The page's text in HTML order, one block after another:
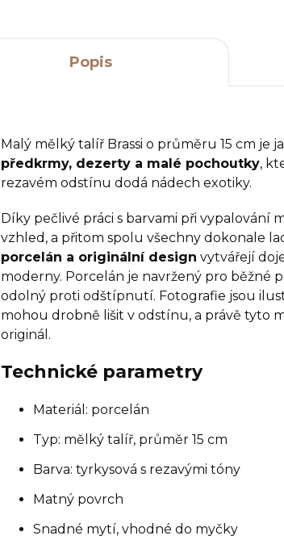
Popis
Malý mělký talíř Brassi o průměru 15 cm je
předkrmy, dezerty a malé pochoutky,
rezavém odstínu dodá nádech exotiky.
Díky pečlivé práci s barvami při vypalování
vzhled, a přitom spolu všechny dokonale
porcelán a originální design vytvářejí
moderny. Porcelán je navržený pro běžné
odolný proti odštípnutí. Fotografie jsou
mohou drobně lišit v odstínu, a právě tyto
originál.
Technické parametry
Materiál: porcelán
Typ: mělký talíř, průměr 15 cm
Barva: tyrkysová s rezavými tóny
Matný povrch
Snadné mytí, vhodné do myčky